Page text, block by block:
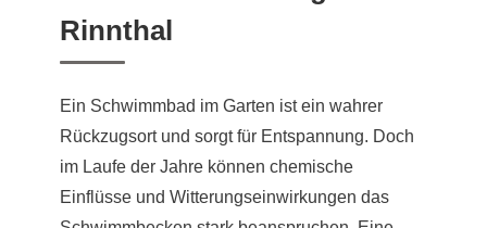
Rinnthal
Ein Schwimmbad im Garten ist ein wahrer
Rückzugsort und sorgt für Entspannung. Doch
im Laufe der Jahre können chemische
Einflüsse und Witterungseinwirkungen das